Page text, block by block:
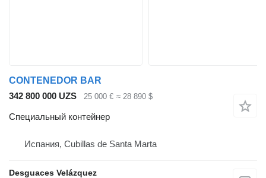
CONTENEDOR BAR
342 800 000 UZS
25 000 € ≈ 28 890 $
Специальный контейнер
Испания, Cubillas de Santa Marta
Desguaces Velázquez